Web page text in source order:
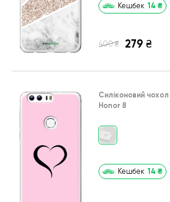
Кешбек 14 ₴
400 ₴ 279 ₴
Силіконовий чохол
Honor 8
Кешбек 14 ₴